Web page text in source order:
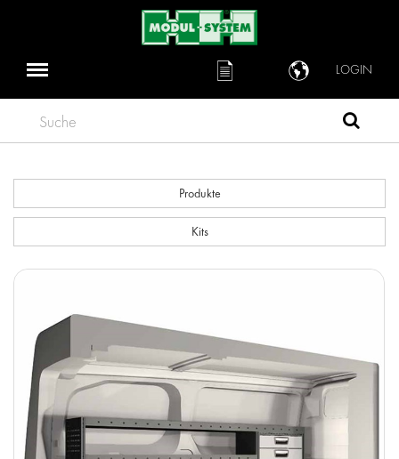
LOGIN
Suche
Produkte
Kits